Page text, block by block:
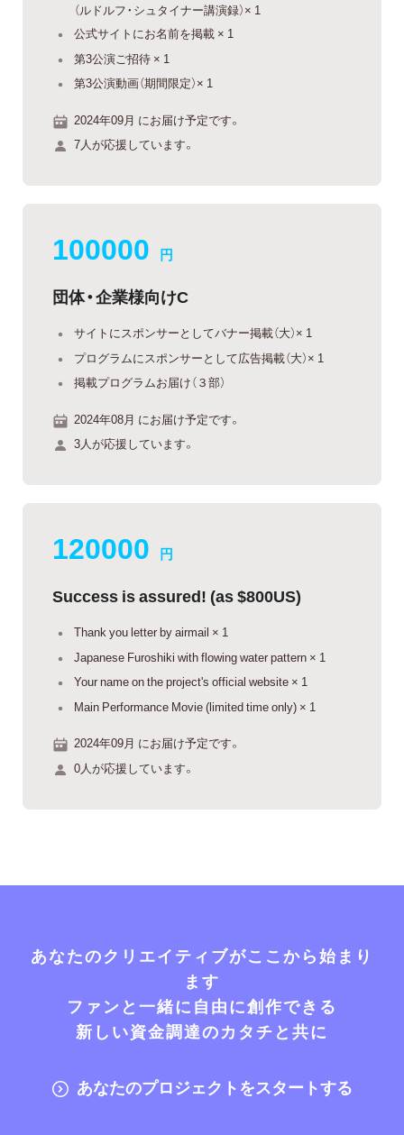
（ルドルフ・シュタイナー講演録）× 1
公式サイトにお名前を掲載 × 1
第3公演ご招待 × 1
第3公演動画（期間限定）× 1
2024年09月 にお届け予定です。
7人が応援しています。
100000 円
団体・企業様向けC
サイトにスポンサーとしてバナー掲載（大）× 1
プログラムにスポンサーとして広告掲載（大）× 1
掲載プログラムお届け（３部）
2024年08月 にお届け予定です。
3人が応援しています。
120000 円
Success is assured! (as $800US)
Thank you letter by airmail × 1
Japanese Furoshiki with flowing water pattern × 1
Your name on the project's official website × 1
Main Performance Movie (limited time only) × 1
2024年09月 にお届け予定です。
0人が応援しています。
あなたのクリエイティブがここから始まり
ます
ファンと一緒に自由に創作できる
新しい資金調達のカタチと共に
あなたのプロジェクトをスタートする